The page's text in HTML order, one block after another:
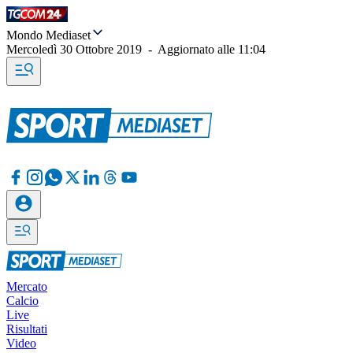
Mondo Mediaset
Mercoledì 30 Ottobre 2019 - Aggiornato alle 11:04
Mercato
Calcio
Live
Risultati
Video